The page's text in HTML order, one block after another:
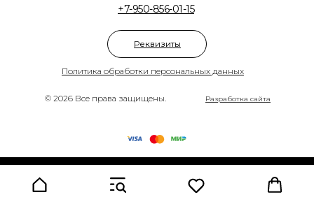
© 2026 Все права защищены.
Политика обработки персональных данных
+7-950-856-01-15
Разработка сайта
Реквизиты
Made on Tilda